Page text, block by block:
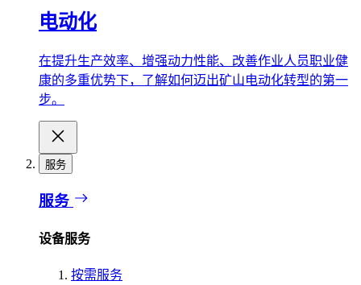
电动化
在提升生产效率、增强动力性能、改善作业人员职业健
康的多重优势下，了解如何迈出矿山电动化转型的第一
步。
服务
服务
设备服务
按需服务